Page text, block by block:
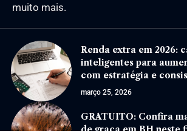
muito mais.
Renda extra em 2026:
inteligentes para
com estratégia e
março 25, 2026
GRATUITO: Confira
de graça em BH neste